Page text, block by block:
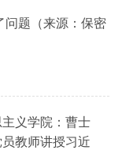
》的奏响，...
织“E青芯”志愿者
绕《网络安全法》
息保护法》等法律
问题（来源：保密
义学院：曹士
教师讲授习近